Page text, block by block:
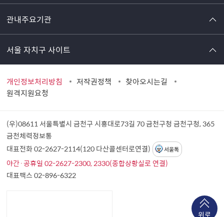
관내주요기관
서울 자치구 사이트
개인정보처리방침 저작권정책
찾아오시는길
원격지원요청
위로
(우)08611 서울특별시 금천구 시흥대로73길 70 금천구청금천구청, 365
금천체력정보통
대표전화 02-2627-2114(120 다산콜센터로연결)
서울톡
야간·공휴일 02-2627-2300, 2330(종합상황실로 연결)
대표팩스 02-896-6322